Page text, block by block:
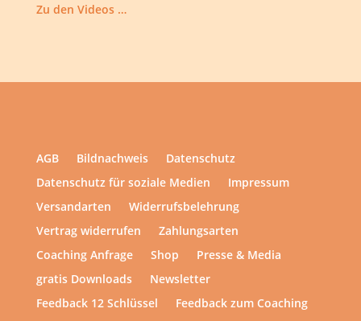
Zu den Videos …
AGB Bildnachweis
Datenschutz
Datenschutz für soziale Medien
Impressum
Versandarten
Widerrufsbelehrung
Vertrag widerrufen
Zahlungsarten
Coaching Anfrage
Shop
Presse & Media
gratis Downloads
Newsletter
Feedback 12 Schlüssel
Feedback zum Coaching